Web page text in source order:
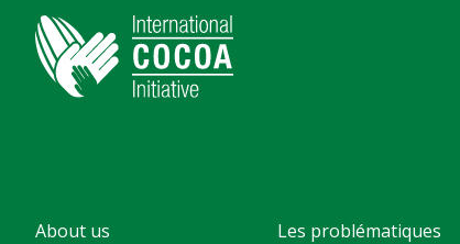
About us
Les problématiques